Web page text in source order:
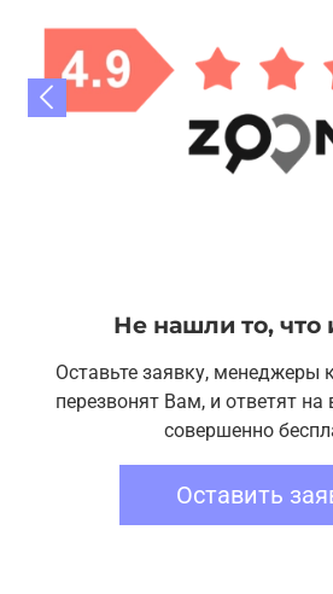
Не нашли то, что
Оставьте заявку, менеджеры
перезвонят Вам, и ответят
совершенно
Оставить